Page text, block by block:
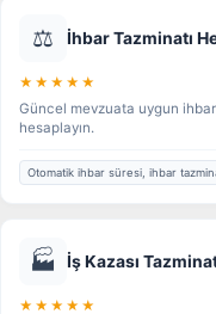
⚖️ İhbar Tazminatı
★★★★★
Güncel mevzuata uygun
hesaplayın.
Otomatik ihbar süresi, ihbar
🏭 İş Kazası
★★★★★